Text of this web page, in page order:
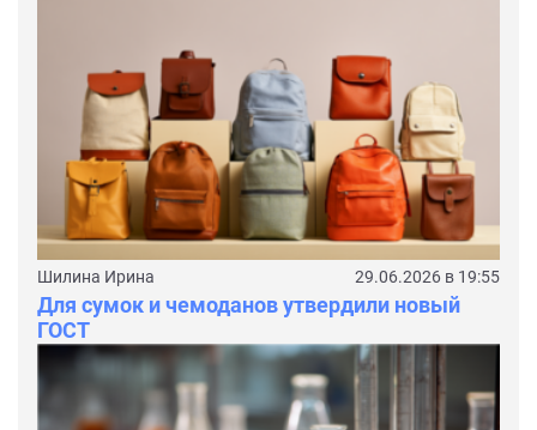
Шилина Ирина 29.06.2026 в 19:55
Для сумок и чемоданов утвердили новый
ГОСТ